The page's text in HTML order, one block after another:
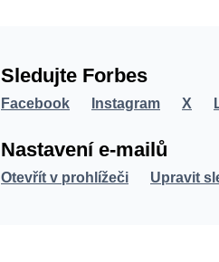
Sledujte Forbes
Facebook Instagram X
Nastavení e-mailů
Otevřít v prohlížeči Upravit